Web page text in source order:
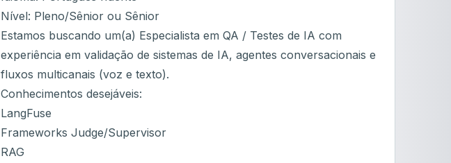
Nível: Pleno/Sênior ou Sênior
Estamos buscando um(a) Especialista em QA / Testes de IA com
experiência em validação de sistemas de IA, agentes conversacionais e
fluxos multicanais (voz e texto).
Conhecimentos desejáveis:
LangFuse
Frameworks Judge/Supervisor
RAG